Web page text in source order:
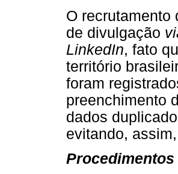
O recrutamento
de divulgação
LinkedIn, fato
território
foram
preenchimento
dados
evitando,